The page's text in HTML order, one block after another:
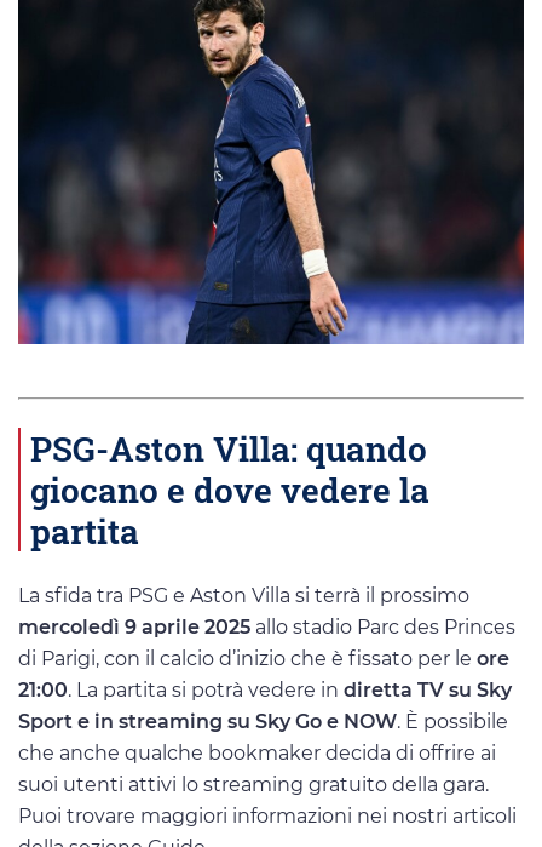
PSG-Aston Villa: quando
giocano e dove vedere la
partita
La sfida tra PSG e Aston Villa si terrà il prossimo
mercoledì 9 aprile 2025 allo stadio Parc des Princes
di Parigi, con il calcio d’inizio che è fissato per le ore
21:00. La partita si potrà vedere in diretta TV su Sky
Sport e in streaming su Sky Go e NOW. È possibile
che anche qualche bookmaker decida di offrire ai
suoi utenti attivi lo streaming gratuito della gara.
Puoi trovare maggiori informazioni nei nostri articoli